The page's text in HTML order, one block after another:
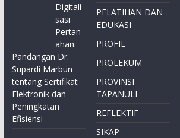
Digitali
sasi
Pertan
ahan:
Pandangan Dr.
Supardi Marbun
tentang Sertifikat
Elektronik dan
Peningkatan
Efisiensi
PELATIHAN DAN
EDUKASI
PROFIL
PROLEKUM
PROVINSI
TAPANULI
REFLEKTIF
SIKAP